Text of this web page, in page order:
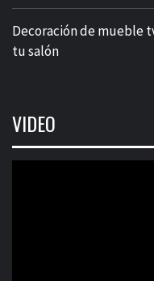
Decoración de mueble
tu salón
VIDEO